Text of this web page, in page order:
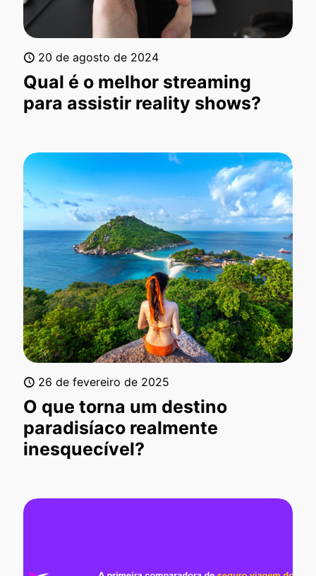
20 de agosto de 2024
Qual é o melhor streaming
para assistir reality shows?
26 de fevereiro de 2025
O que torna um destino
paradisíaco realmente
inesquecível?